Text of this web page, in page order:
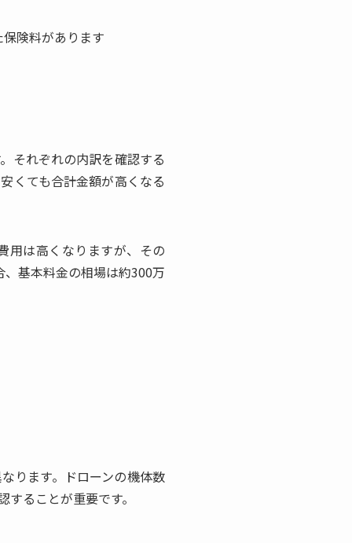
険料があります
それぞれの内訳を確認する
くても合計金額が高くなる
用は高くなりますが、その
基本料金の相場は約300万
ります。ドローンの機体数
ることが重要です。